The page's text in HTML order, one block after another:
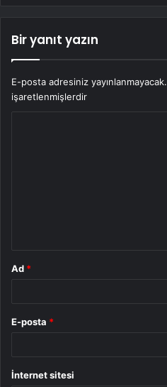
Bir yanıt yazın
E-posta adresiniz yayınlanmayacak.
işaretlenmişlerdir
Ad *
E-posta *
İnternet sitesi